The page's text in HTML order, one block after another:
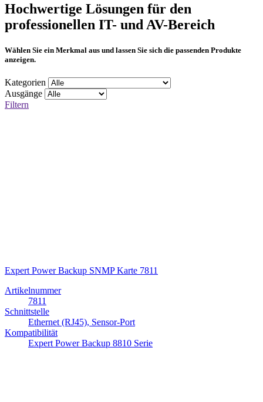
Hochwertige Lösungen für den
professionellen IT- und AV-Bereich
Wählen Sie ein Merkmal aus und lassen Sie sich die passenden Produkte
anzeigen.
Kategorien
Ausgänge
Filtern
Expert Power Backup SNMP Karte 7811
Artikelnummer
7811
Schnittstelle
Ethernet (RJ45), Sensor-Port
Kompatibilität
Expert Power Backup 8810 Serie